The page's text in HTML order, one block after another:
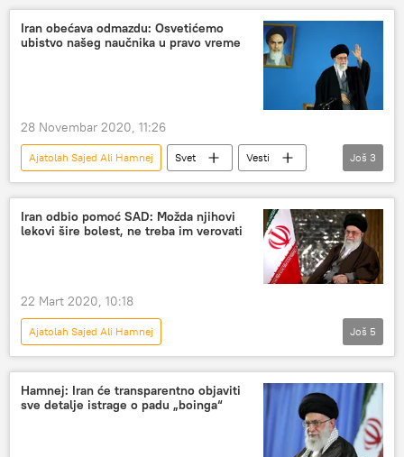
Iran obećava odmazdu: Osvetićemo
ubistvo našeg naučnika u pravo vreme
28 Novembar 2020, 11:26
Ajatolah Sajed Ali Hamnej Svet
Vesti
osveta
naučnik Hasan Rohani
Još 3
Iran odbio pomoć SAD: Možda njihovi
lekovi šire bolest, ne treba im verovati
22 Mart 2020, 10:18
Ajatolah Sajed Ali Hamnej
Virus korona se širi planetom
Svet
Vesti
virus korona Iran
Još 5
Hamnej: Iran će transparentno objaviti
sve detalje istrage o padu „boinga“